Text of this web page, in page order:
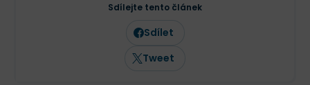
Sdílejte tento článek
Sdílet
Tweet